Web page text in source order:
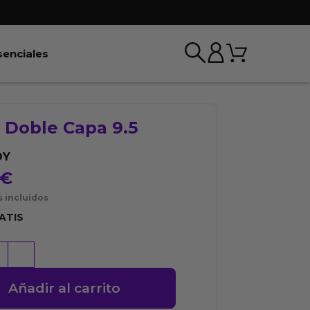
& Bondage Carrito
Capa 9.5
€
incluídos
Añadir al carrito